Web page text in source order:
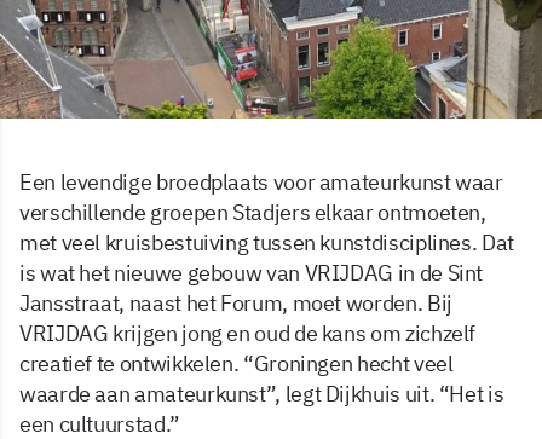
Een levendige broedplaats voor amateurkunst waar
verschillende groepen Stadjers elkaar ontmoeten,
met veel kruisbestuiving tussen kunstdisciplines. Dat
is wat het nieuwe gebouw van VRIJDAG in de Sint
Jansstraat, naast het Forum, moet worden. Bij
VRIJDAG krijgen jong en oud de kans om zichzelf
creatief te ontwikkelen. “Groningen hecht veel
waarde aan amateurkunst”, legt Dijkhuis uit. “Het is
een cultuurstad.”